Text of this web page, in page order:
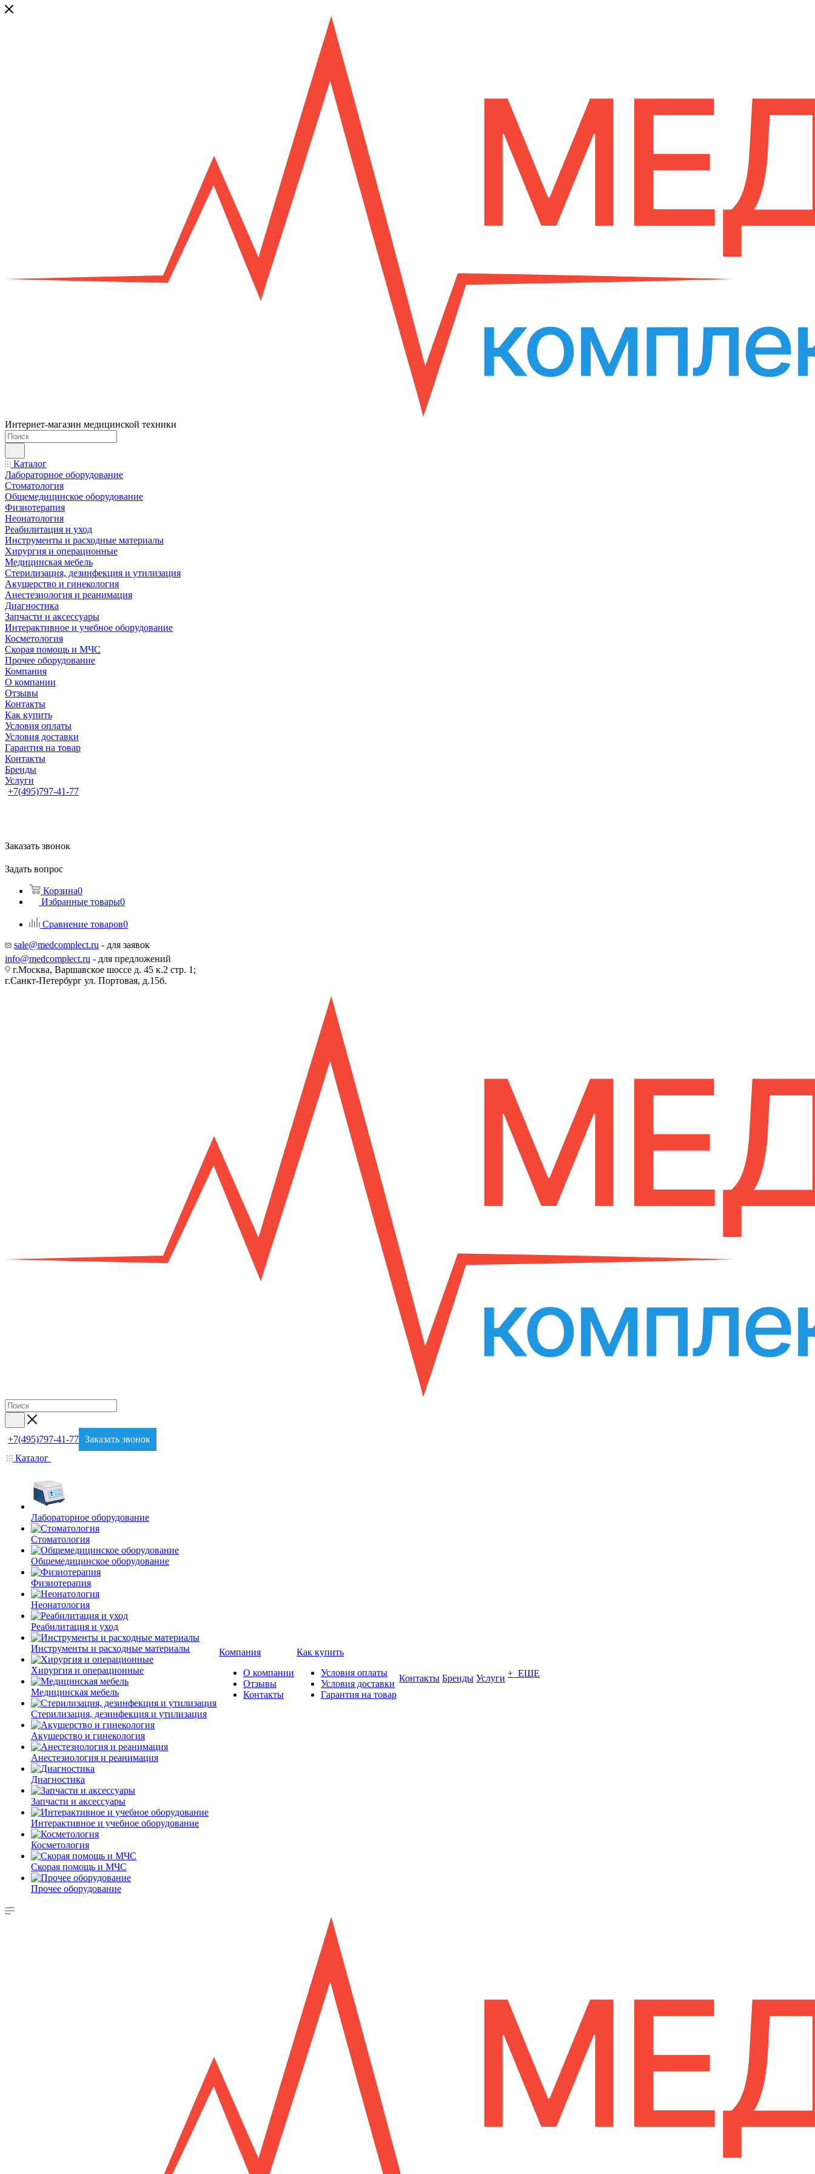
Интернет-магазин медицинской техники
Каталог
Лабораторное оборудование
Стоматология
Общемедицинское оборудование
Физиотерапия
Неонатология
Реабилитация и уход
Инструменты и расходные материалы
Хирургия и операционные
Медицинская мебель
Стерилизация, дезинфекция и утилизация
Акушерство и гинекология
Анестезиология и реанимация
Диагностика
Запчасти и аксессуары
Интерактивное и учебное оборудование
Косметология
Скорая помощь и МЧС
Прочее оборудование
Компания
О компании
Отзывы
Контакты
Как купить
Условия оплаты
Условия доставки
Гарантия на товар
Контакты
Бренды
Услуги
+7(495)797-41-77
Заказать звонок
Задать вопрос
Корзина0
Избранные товары0
Сравнение товаров0
sale@medcomplect.ru - для заявок
info@medcomplect.ru - для предложений
г.Москва, Варшавское шоссе д. 45 к.2 стр. 1;
г.Санкт-Петербург ул. Портовая, д.15б.
+7(495)797-41-77 Заказать звонок
Каталог
Лабораторное оборудование
Стоматология
Общемедицинское оборудование
Физиотерапия
Неонатология
Реабилитация и уход
Инструменты и расходные материалы
Хирургия и операционные
Медицинская мебель
Стерилизация, дезинфекция и утилизация
Акушерство и гинекология
Анестезиология и реанимация
Диагностика
Запчасти и аксессуары
Интерактивное и учебное оборудование
Косметология
Скорая помощь и МЧС
Прочее оборудование
Компания
О компании
Отзывы
Контакты
Как купить
Условия оплаты
Условия доставки
Гарантия на товар
Контакты Бренды Услуги + ЕЩЕ